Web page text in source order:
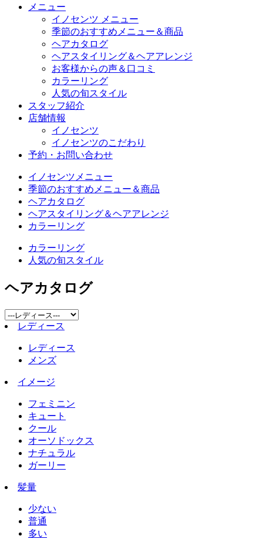
メニュー
イノセンツ メニュー
季節のおすすめメニュー＆商品
ヘアカタログ
ヘアスタイリング＆ヘアアレンジ
お客様からの声＆口コミ
カラーリング
人気の旬スタイル
スタッフ紹介
店舗情報
イノセンツ
イノセンツのこだわり
予約・お問い合わせ
イノセンツメニュー
季節のおすすめメニュー＆商品
ヘアカタログ
ヘアスタイリング＆ヘアアレンジ
カラーリング
カラーリング
人気の旬スタイル
ヘアカタログ
レディース
レディース
メンズ
イメージ
フェミニン
キュート
クール
オーソドックス
ナチュラル
ガーリー
髪量
少ない
普通
多い